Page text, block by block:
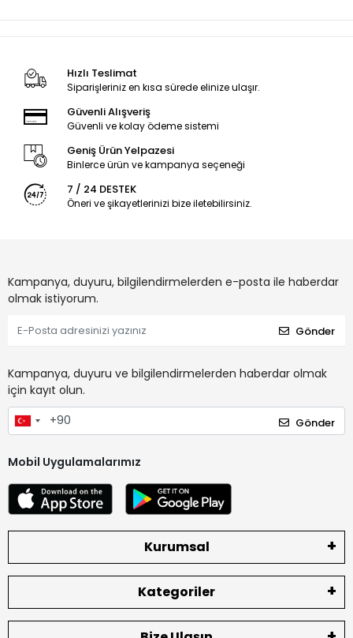
Hızlı Teslimat
Siparişleriniz en kısa sürede elinize ulaşır.
Güvenli Alışveriş
Güvenli ve kolay ödeme sistemi
Geniş Ürün Yelpazesi
Binlerce ürün ve kampanya seçeneği
7 / 24 DESTEK
Öneri ve şikayetlerinizi bize iletebilirsiniz.
Kampanya, duyuru, bilgilendirmelerden e-posta ile haberdar
olmak istiyorum.
Gönder
Kampanya, duyuru ve bilgilendirmelerden haberdar olmak
için kayıt olun.
Gönder
Mobil Uygulamalarımız
Kurumsal
Kategoriler